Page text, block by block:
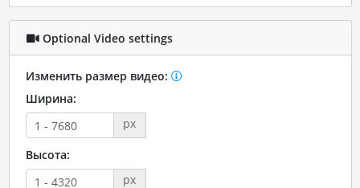
Optional Video settings
Изменить размер видео:
Ширина:
px
Высота:
px